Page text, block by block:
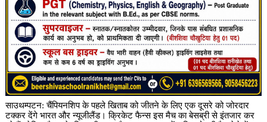
साउथम्पटन: चैंपियनशिप के पहले खिताब को जीतने के लिए एक दूसरे को जोरदार
टक्कर देंगे भारत और न्यूजीलैंड। क्रिकेट फैन्स इस मैच का बेसब्री से इंतजार कर